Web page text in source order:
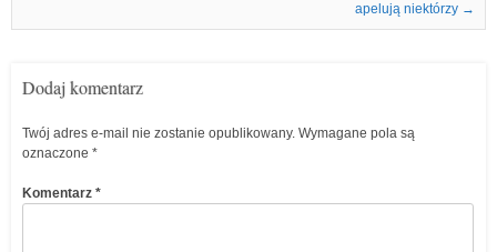
apelują niektórzy →
Dodaj komentarz
Twój adres e-mail nie zostanie opublikowany. Wymagane pola są
oznaczone *
Komentarz *